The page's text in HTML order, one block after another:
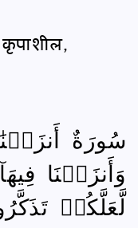
سُورَةٌ
وَأَنزَلۡنَا
لَّعَلَّكُمۡ